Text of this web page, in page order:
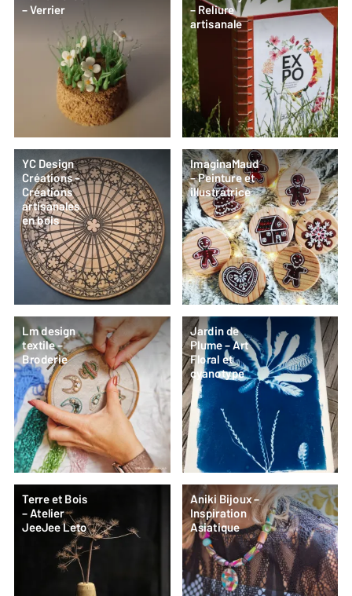
– Verrier
– Reliure
artisanale
YC Design
Créations –
Créations
artisanales
en bois
ImaginaMaud
– Peinture et
illustratrice
Lm design
textile –
Broderie
Jardin de
Plume – Art
Floral et
cyanotype
Terre et Bois
– Atelier
JeeJee Leto
Aniki Bijoux –
Inspiration
Asiatique